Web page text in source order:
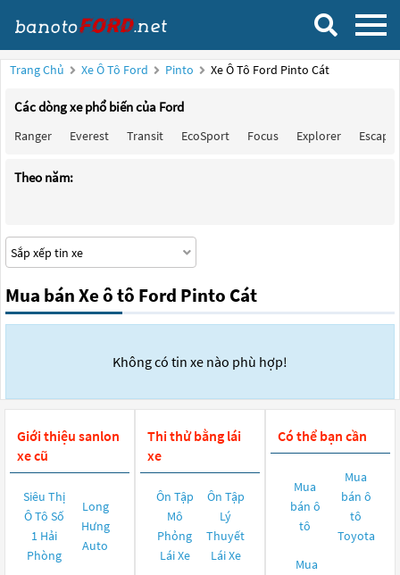
Trang Chủ Xe Ô Tô Ford Pinto Xe Ô Tô Ford Pinto Cát
Các dòng xe phổ biến của Ford
Ranger Everest Transit EcoSport Focus Explorer Escape
Theo năm:
Mua bán Xe ô tô Ford Pinto Cát
Không có tin xe nào phù hợp!
Giới thiệu sanlon
xe cũ
Siêu Thị
Ô Tô Số
1 Hải
Phòng
Long
Hưng
Auto
Thi thử bằng lái
xe
Ôn Tập
Mô
Phỏng
Lái Xe
Ôn Tập
Lý
Thuyết
Lái Xe
Có thể bạn cần
Mua
bán ô
tô
Mua
bán ô
tô
Toyota
Mua